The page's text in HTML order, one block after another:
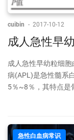
cuibin - 2017-10-12
成人急性早
成人急性早幼粒细
病(APL)是急性髓系
5％~8％，其特点是
急性白血病常识